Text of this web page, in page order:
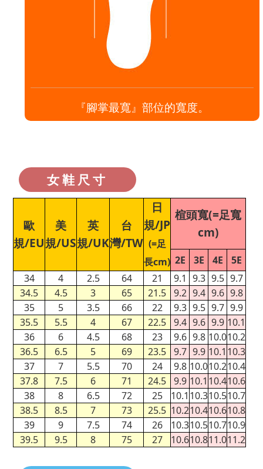
『腳掌最寬』部位的寬度。
女鞋尺寸
歐
規/EU
美
規/US
英
規/UK
台
灣/TW
日
規/JP
(=足
長cm)
楦頭寬(=足寬
cm)
2E 3E 4E
5E
34
4 2.5 64 21 9.1 9.3 9.5 9.7
34.5
4.5 3 65 21.5 9.2 9.4 9.6 9.8
35
5 3.5 66 22 9.3 9.5 9.7 9.9
35.5
5.5 4 67 22.5 9.4 9.6 9.9 10.1
36
6 4.5 68 23 9.6 9.8 10.010.2
36.5
6.5 5 69 23.5 9.7 9.9 10.1 10.3
37
7 5.5 70 24 9.8 10.010.210.4
37.8
7.5 6 71 24.5 9.9 10.1 10.410.6
38
8 6.5 72 25 10.1 10.310.510.7
38.5
8.5 7 73 25.5 10.210.410.610.8
39
9 7.5 74 26 10.310.510.710.9
39.5
9.5 8 75 27 10.610.811.011.2